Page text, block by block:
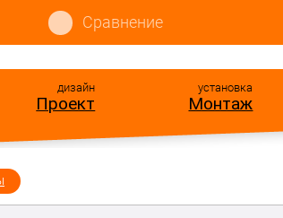
Сравнение
дизайн
Проект
установка
Монтаж